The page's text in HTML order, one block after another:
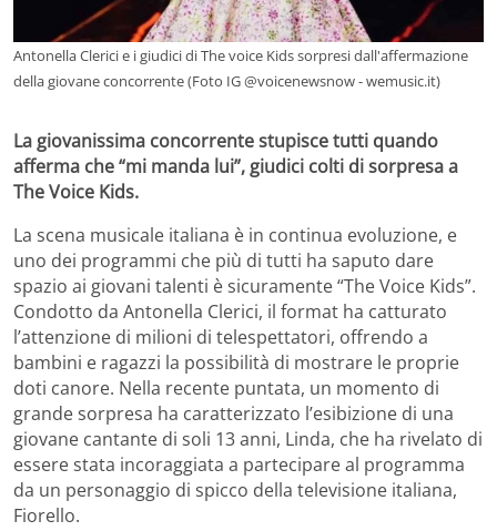
Antonella Clerici e i giudici di The voice Kids sorpresi dall'affermazione
della giovane concorrente (Foto IG @voicenewsnow - wemusic.it)
La giovanissima concorrente stupisce tutti quando
afferma che “mi manda lui”, giudici colti di sorpresa a
The Voice Kids.
La scena musicale italiana è in continua evoluzione, e
uno dei programmi che più di tutti ha saputo dare
spazio ai giovani talenti è sicuramente “The Voice Kids”.
Condotto da Antonella Clerici, il format ha catturato
l’attenzione di milioni di telespettatori, offrendo a
bambini e ragazzi la possibilità di mostrare le proprie
doti canore. Nella recente puntata, un momento di
grande sorpresa ha caratterizzato l’esibizione di una
giovane cantante di soli 13 anni, Linda, che ha rivelato di
essere stata incoraggiata a partecipare al programma
da un personaggio di spicco della televisione italiana,
Fiorello.